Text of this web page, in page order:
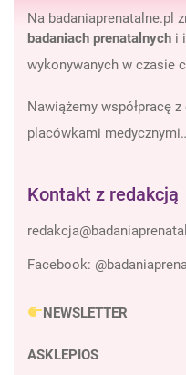
Na badaniaprenatalne.pl
badaniach prenatalnych i
wykonywanych w czasie
Nawiążemy współpracę
placówkami
Kontakt z redakcją
Facebook:
NEWSLETTER
ASKLEPIOS